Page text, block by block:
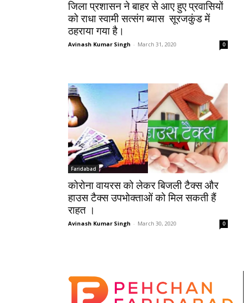
जिला प्रशासन ने बाहर से आए हुए प्रवासियों
को राधा स्वामी सत्संग ब्यास सूरजकुंड में
ठहराया गया है।
Avinash Kumar Singh - March 31, 2020 0
Faridabad
कोरोना वायरस को लेकर बिजली टैक्स और
हाउस टैक्स उपभोक्ताओं को मिल सकती हैं
राहत ।
Avinash Kumar Singh - March 30, 2020 0